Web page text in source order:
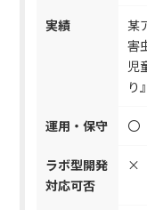
実績
某
害
児
り
運用・保守 〇
ラボ型開発
対応可否
×